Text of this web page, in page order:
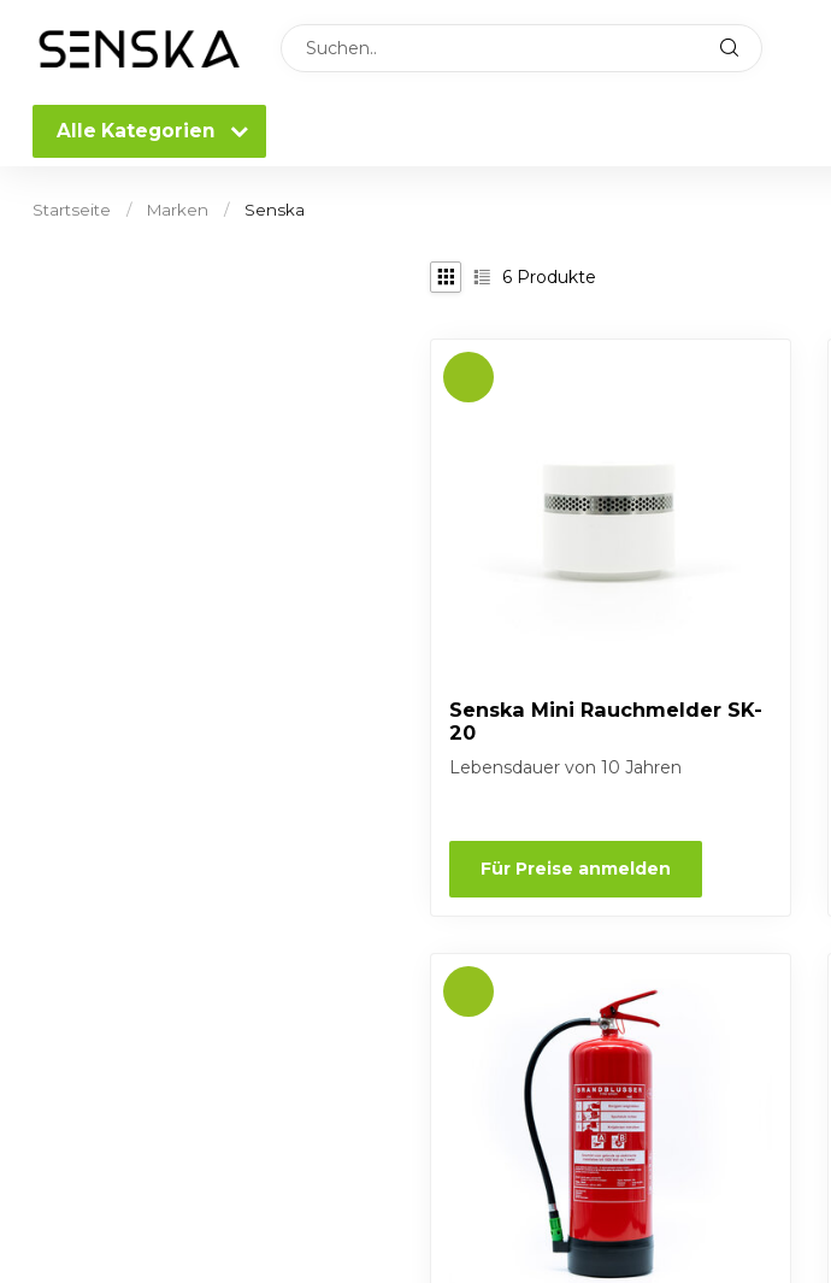
Alle Kategorien
Startseite / Marken / Senska
6 Produkte
Senska Mini Rauchmelder SK-
20
Lebensdauer von 10 Jahren
Für Preise anmelden